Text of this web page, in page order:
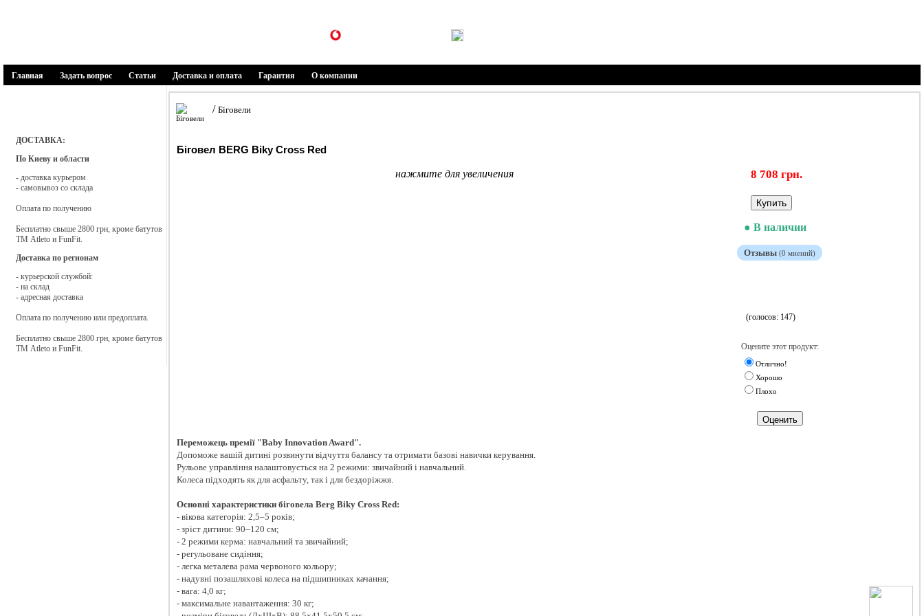
Главная Задать вопрос Статьи Доставка и оплата Гарантия О компании
Біговели
Дитячі майданчики
Мягкие модули
Настільний футбол
ДОСТАВКА:
По Киеву и области
- доставка курьером
- самовывоз со склада
Оплата по получению
Бесплатно свыше 2800 грн, кроме батутов
ТМ Atleto и FunFit.
Доставка по регионам
- курьерской службой:
- на склад
- адресная доставка
Оплата по получению или предоплата.
Бесплатно свыше 2800 грн, кроме батутов
ТМ Atleto и FunFit.
/ Біговели
Біговел BERG Biky Cross Red
нажмите для увеличения 8 708 грн.
Купить
● В наличии
Отзывы (0 мнений)
(голосов: 147)
Оцените этот продукт:
Отлично!
Хорошо
Плохо
Оценить
Переможець премії "Baby Innovation Award".
Допоможе вашій дитині розвинути відчуття балансу та отримати базові навички керування.
Рульове управління налаштовується на 2 режими: звичайний і навчальний.
Колеса підходять як для асфальту, так і для бездоріжжя.
Основні характеристики біговела Berg Biky Cross Red:
- вікова категорія: 2,5–5 років;
- зріст дитини: 90–120 см;
- 2 режими керма: навчальний та звичайний;
- регульоване сидіння;
- легка металева рама червоного кольору;
- надувні позашляхові колеса на підшипниках качання;
- вага: 4,0 кг;
- максимальне навантаження: 30 кг;